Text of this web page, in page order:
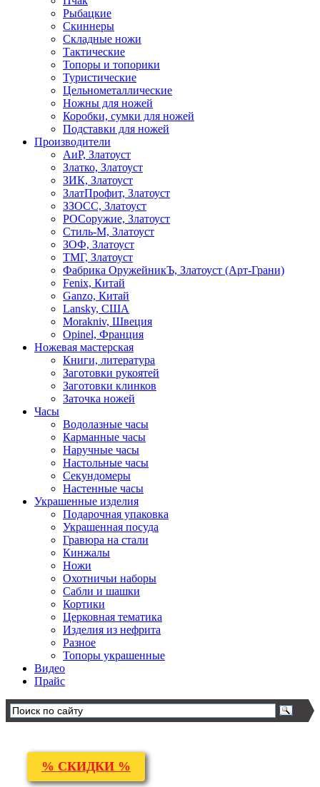
Рыбацкие
Скиннеры
Складные ножи
Тактические
Топоры и топорики
Туристические
Цельнометаллические
Ножны для ножей
Коробки, сумки для ножей
Подставки для ножей
Производители
АиР, Златоуст
Златко, Златоуст
ЗИК, Златоуст
ЗлатПрофит, Златоуст
ЗЗОСС, Златоуст
РОСоружие, Златоуст
Стиль-М, Златоуст
ЗОФ, Златоуст
ТМГ, Златоуст
Фабрика ОружейникЪ, Златоуст (Арт-Грани)
Fenix, Китай
Ganzo, Китай
Lansky, США
Morakniv, Швеция
Opinel, Франция
Ножевая мастерская
Книги, литература
Заготовки рукоятей
Заготовки клинков
Заточка ножей
Часы
Водолазные часы
Карманные часы
Наручные часы
Настольные часы
Секундомеры
Настенные часы
Украшенные изделия
Подарочная упаковка
Украшенная посуда
Гравюра на стали
Кинжалы
Ножи
Охотничьи наборы
Сабли и шашки
Кортики
Церковная тематика
Изделия из нефрита
Разное
Топоры украшенные
Видео
Прайс
% СКИДКИ %